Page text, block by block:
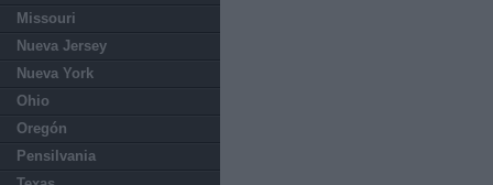
Missouri
Nueva Jersey
Nueva York
Ohio
Oregón
Pensilvania